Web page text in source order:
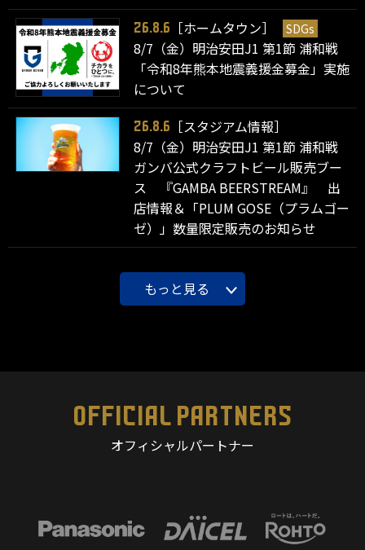
26.8.6 ［ホームタウン］ SDGs
8/7（金）明治安田J1 第1節 浦和戦
「令和8年熊本地震義援金募金」実施
について
26.8.6
［スタジアム情報］
8/7（金）明治安田J1 第1節 浦和戦
ガンバ公式クラフトビール販売ブー
ス 『GAMBA BEERSTREAM』 出
店情報＆「PLUM GOSE（プラムゴー
ゼ）」数量限定販売のお知らせ
もっと見る
OFFICIAL PARTNERS
オフィシャルパートナー